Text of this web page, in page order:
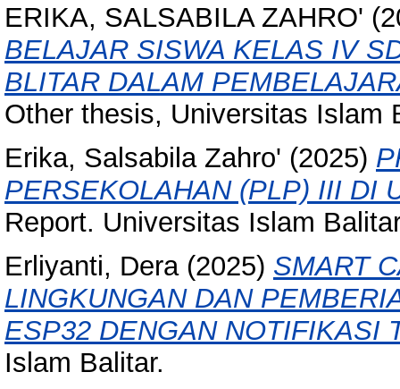
ERIKA, SALSABILA ZAHRO'
BELAJAR SISWA KELAS IV
BLITAR DALAM
Other thesis, Universitas Islam
Erika, Salsabila Zahro' (2025)
PERSEKOLAHAN (PLP) III DI
Report. Universitas Islam
Erliyanti, Dera(2025) SMART
LINGKUNGAN DAN
ESP32 DENGAN NOTIFIKASI
Islam Balitar.